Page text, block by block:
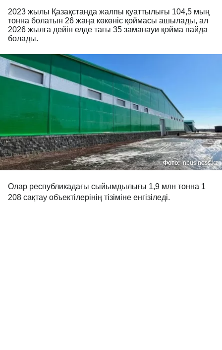
2023 жылы Қазақстанда жалпы қуаттылығы 104,5 мың
тонна болатын 26 жаңа көкөніс қоймасы ашылады, ал
2026 жылға дейін елде тағы 35 заманауи қойма пайда
болады.
Фото:inbusiness.kz
Олар республикадағы сыйымдылығы 1,9 млн тонна 1
208 сақтау объектілерінің тізіміне енгізіледі.